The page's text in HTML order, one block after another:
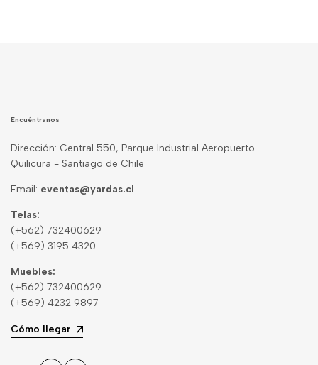
Encuéntranos
Dirección: Central 550, Parque Industrial Aeropuerto
Quilicura - Santiago de Chile
Email: eventas@yardas.cl
Telas:
(+562) 732400629
(+569) 3195 4320
Muebles:
(+562) 732400629
(+569) 4232 9897
Cómo llegar